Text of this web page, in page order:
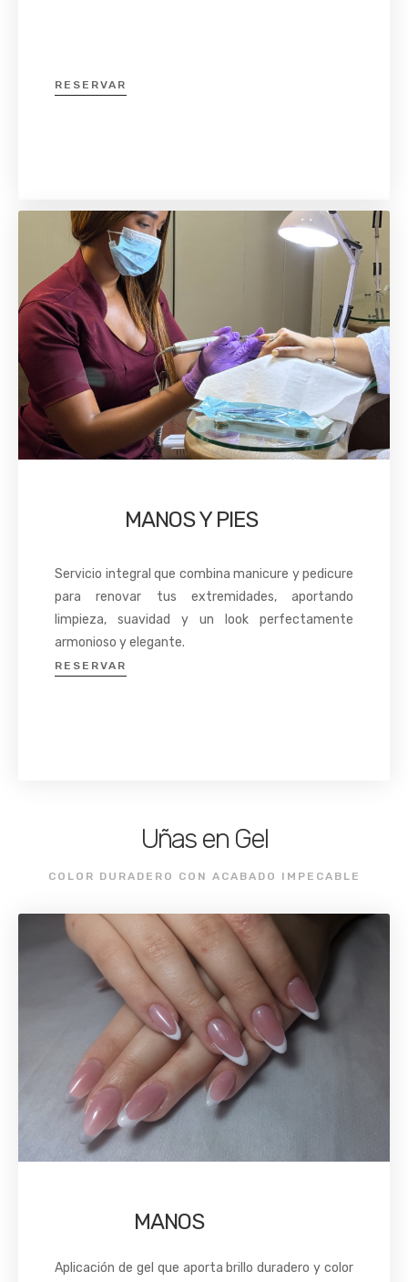
RESERVAR
MANOS Y PIES
Servicio integral que combina manicure y pedicure
para renovar tus extremidades, aportando
limpieza, suavidad y un look perfectamente
armonioso y elegante.
RESERVAR
Uñas en Gel
COLOR DURADERO CON ACABADO IMPECABLE
MANOS
Aplicación de gel que aporta brillo duradero y color